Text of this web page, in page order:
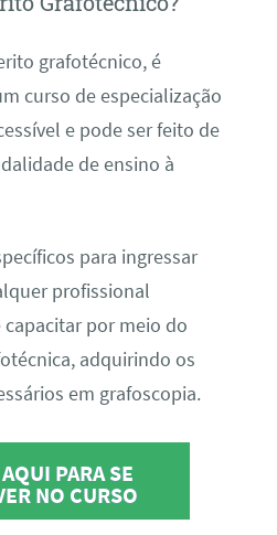
grafotécnico, é
curso de especialização
e pode ser feito de
de ensino à
para ingressar
profissional
por meio do
adquirindo os
em grafoscopia.
PARA SE
NO CURSO